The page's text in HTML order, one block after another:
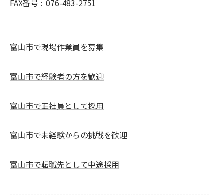
FAX番号 : 076-483-2751
富山市で現場作業員を募集
富山市で経験者の方を歓迎
富山市で正社員として採用
富山市で未経験からの挑戦を歓迎
富山市で転職先として中途採用